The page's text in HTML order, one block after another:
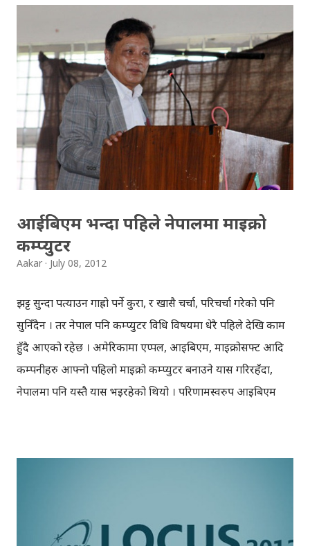
यसको उपस्थिति रहन्छ । प्रेम, विरह, उत्साह, उमंग अनि थुप्रै मनका
संवेगहरु बुलबुलले समेट्‍छ । बुलबुल सुन्न थालेपछि हामी सबै एउटा
समूहमा समेटिन्छौं र बुलबुल भित्र आफैंले आफ्‍नो नाम दिन्छौं -
बुलबुललियन । हामी यहाँ एकाकार भएर लाग्छौं, गजलको भावनात्मक
सहवासमा । " एउटा प्रेमको बिरुवा हामी रोप्छौं.....युग युग सम्म लगाएर यो
प्रीतलाई अमर गर्छौँ।" Bulbul is a Radio Program (a gajal
program). Thanks to BULBUL Team for bringing
such a wonderful program.You can directly send your
suggestion, comments & even your gajal...
आईबिएम भन्दा पहिले नेपालमा माइक्रो
कम्प्युटर
Aakar July 08, 2012
झट्ट सुन्दा पत्याउन गाह्रो पर्ने कुरा, र खासै चर्चा, परिचर्चा गरेको पनि
सुनिँदैन । तर नेपाल पनि कम्प्युटर प्रविधि विषयमा धेरै पहिले देखि काम
हुँदै आएको रहेछ । अमेरिकामा एप्पल, आइबिएम, माइक्रोसफ्ट आदि
कम्पनीहरु आफ्नो पहिलो माइक्रो कम्प्युटर बनाउने प्रयास गरिरहँदा,
नेपालमा पनि यस्तै प्रयास भइरहेको थियो । परिणामस्वरुप आइबिएम
बनाउने व्यक्ति भनेर परिचित ईन्जिनियर मुनिबहादुर शाक्यको कुरा
तत्कालिन समयमा ईन्जिनयर मुनिबहादुर शाक्यले नेपालमै कम्प्युटर